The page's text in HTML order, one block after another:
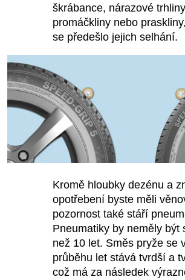
škrábance, nárazové
promáčkliny nebo
se předešlo jejich selhání.
Kromě hloubky dezénu a
opotřebení byste měli
pozornost také stáří
Pneumatiky by neměly být
než 10 let. Směs pryže se
průběhu let stává tvrdší a
což má za následek